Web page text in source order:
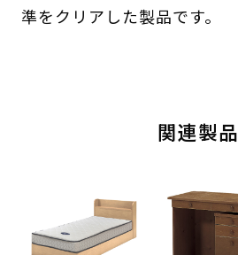
準をクリアした製品です。
関連製品